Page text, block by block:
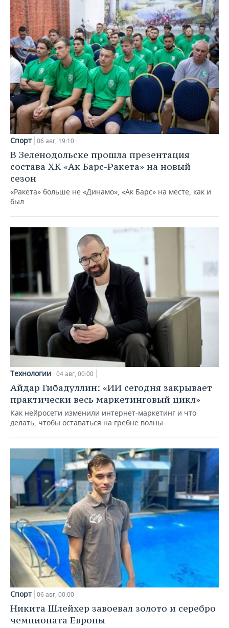
Спорт 06 авг, 19:10
В Зеленодольске прошла презентация
состава ХК «Ак Барс-Ракета» на новый
сезон
«Ракета» больше не «Динамо», «Ак Барс» на месте, как и
был
Технологии 04 авг, 00:00
Айдар Гибадуллин: «ИИ сегодня закрывает
практически весь маркетинговый цикл»
Как нейросети изменили интернет-маркетинг и что
делать, чтобы оставаться на гребне волны
Спорт 06 авг, 00:00
Никита Шлейхер завоевал золото и серебро
чемпионата Европы